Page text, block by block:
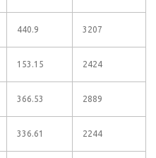
440.9 3207
153.15 2424
366.53 2889
336.61 2244